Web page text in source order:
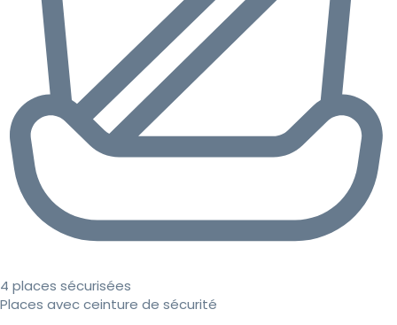
4 places sécurisées
Places avec ceinture de sécurité